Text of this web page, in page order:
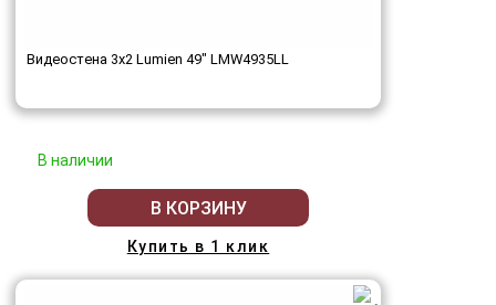
Видеостена 3x2 Lumien 49" LMW4935LL
В наличии
В КОРЗИНУ
Купить в 1 клик